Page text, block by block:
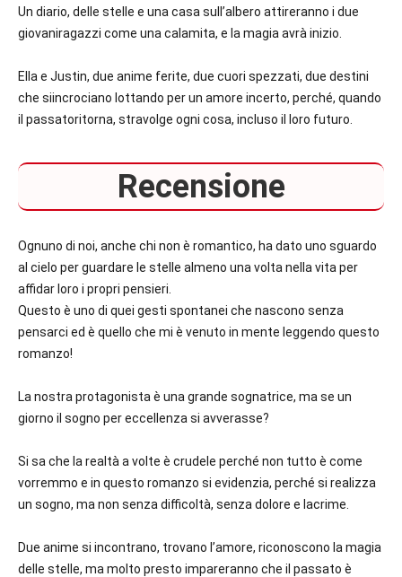
Un diario, delle stelle e una casa sull’albero attireranno i due
giovaniragazzi come una calamita, e la magia avrà inizio.
Ella e Justin, due anime ferite, due cuori spezzati, due destini
che siincrociano lottando per un amore incerto, perché, quando
il passatoritorna, stravolge ogni cosa, incluso il loro futuro.
Recensione
Ognuno di noi, anche chi non è romantico, ha dato uno sguardo
al cielo per guardare le stelle almeno una volta nella vita per
affidar loro i propri pensieri.
Questo è uno di quei gesti spontanei che nascono senza
pensarci ed è quello che mi è venuto in mente leggendo questo
romanzo!
La nostra protagonista è una grande sognatrice, ma se un
giorno il sogno per eccellenza si avverasse?
Si sa che la realtà a volte è crudele perché non tutto è come
vorremmo e in questo romanzo si evidenzia, perché si realizza
un sogno, ma non senza difficoltà, senza dolore e lacrime.
Due anime si incontrano, trovano l’amore, riconoscono la magia
delle stelle, ma molto presto impareranno che il passato è